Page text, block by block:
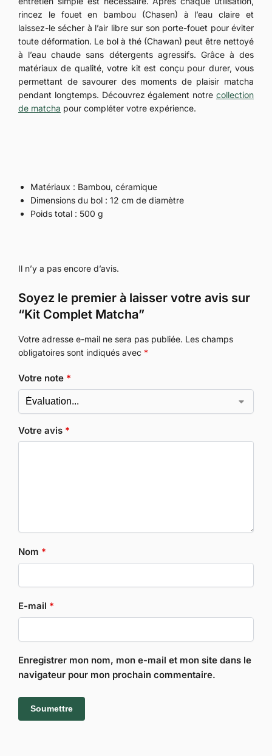
rincez le fouet en bambou (Chasen) à l’eau claire et
laissez-le sécher à l’air libre sur son porte-fouet pour éviter
toute déformation. Le bol à thé (Chawan) peut être nettoyé
à l’eau chaude sans détergents agressifs. Grâce à des
matériaux de qualité, votre kit est conçu pour durer, vous
permettant de savourer des moments de plaisir matcha
pendant longtemps. Découvrez également notre collection
de matcha pour compléter votre expérience.
Matériaux : Bambou, céramique
Dimensions du bol : 12 cm de diamètre
Poids total : 500 g
Il n’y a pas encore d’avis.
Soyez le premier à laisser votre avis sur
“Kit Complet Matcha”
Votre adresse e-mail ne sera pas publiée. Les champs
obligatoires sont indiqués avec *
Votre note *
Votre avis *
Nom *
E-mail *
Enregistrer mon nom, mon e-mail et mon site dans le
navigateur pour mon prochain commentaire.